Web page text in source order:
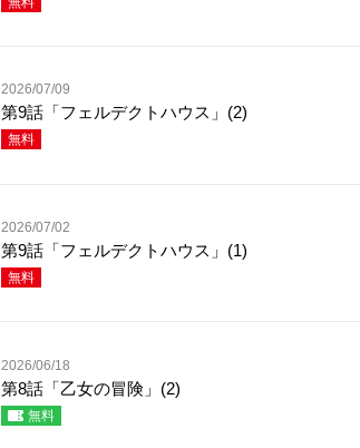
2026/07/09
第9話「フェルデクトハウス」(2)
無料
2026/07/02
第9話「フェルデクトハウス」(1)
無料
2026/06/18
第8話「乙女の冒険」(2)
無料